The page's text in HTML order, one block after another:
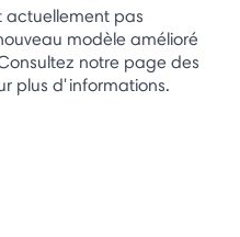
actuellement pas
modèle amélioré
notre page des
plus d'informations.